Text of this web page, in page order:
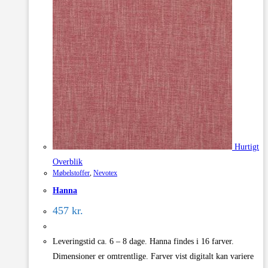
Hurtigt
Overblik
Møbelstoffer, Nevotex
Hanna
457 kr.
Leveringstid ca. 6 – 8 dage. Hanna findes i 16 farver.
Dimensioner er omtrentlige. Farver vist digitalt kan variere